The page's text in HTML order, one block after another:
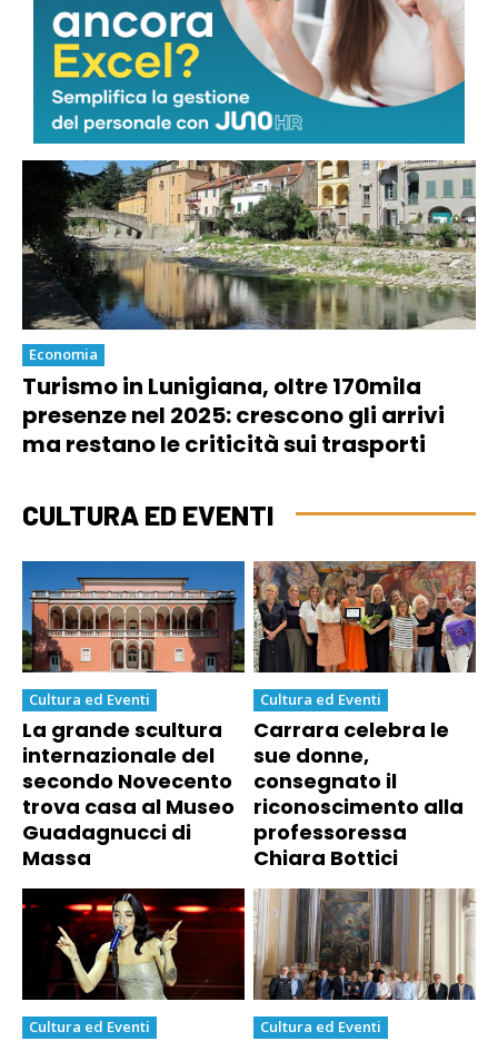
quantità sostenibili: “Nessun via libera
a nuova escavazione”
Economia
Turismo in Lunigiana, oltre 170mila
presenze nel 2025: crescono gli arrivi
ma restano le criticità sui trasporti
CULTURA ED EVENTI
Cultura ed Eventi
La grande scultura
internazionale del
secondo Novecento
trova casa al Museo
Guadagnucci di
Massa
Cultura ed Eventi
Carrara celebra le
sue donne,
consegnato il
riconoscimento alla
professoressa
Chiara Bottici
Cultura ed Eventi Cultura ed Eventi